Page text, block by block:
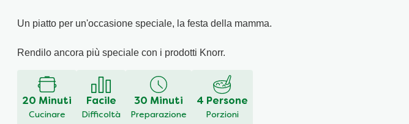
Un piatto per un'occasione speciale, la festa della mamma.
Rendilo ancora più speciale con i prodotti Knorr.
20 Minuti
Cucinare
Facile
Difficoltà
30 Minuti
Preparazione
4 Persone
Porzioni